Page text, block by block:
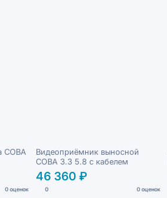
СОВА
0 оценок
Видеоприёмник выносной
СОВА 3.3 5.8 с кабелем
46 360 ₽
0 0 оценок